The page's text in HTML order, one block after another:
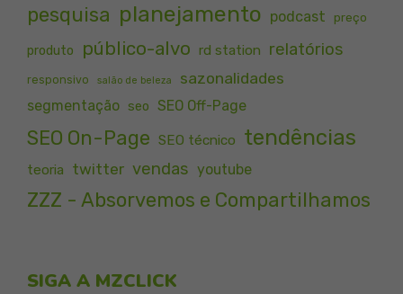
pesquisa planejamento podcast preço
produto público-alvo rd station relatórios
responsivo salão de beleza sazonalidades
segmentação seo SEO Off-Page
SEO On-Page SEO técnico tendências
teoria twitter vendas youtube
ZZZ - Absorvemos e Compartilhamos
SIGA A MZCLICK